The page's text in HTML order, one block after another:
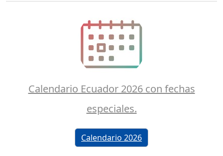
Calendario Ecuador 2026 con fechas
especiales.
Calendario 2026